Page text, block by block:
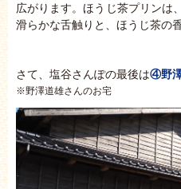
広がります。ほうじ茶プリンは
滑らかな舌触りと、ほうじ茶の
さて、塩谷さんぽの最後は④野
※野澤道雄さんのお宅